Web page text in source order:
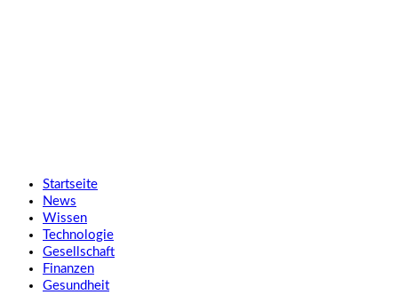
Startseite
News
Wissen
Technologie
Gesellschaft
Finanzen
Gesundheit